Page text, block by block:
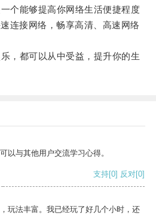
能够提高你网络生活便捷程度
连接网络，畅享高清、高速网络
都可以从中受益，提升你的生
以与其他用户交流学习心得。
支持[0] 反对[0]
玩法丰富。我已经玩了好几个小时，还